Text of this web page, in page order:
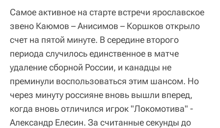
Самое активное на старте встречи ярославское
звено Каюмов – Анисимов – Коршков открыло
счет на пятой минуте. В середине второго
периода случилось единственное в матче
удаление сборной России, и канадцы не
преминули воспользоваться этим шансом. Но
через минуту россияне вновь вышли вперед,
когда вновь отличился игрок "Локомотива" -
Александр Елесин. За считанные секунды до